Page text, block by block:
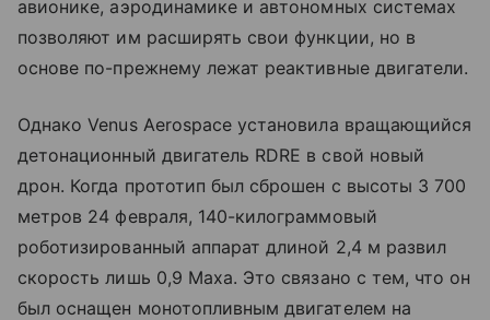
авионике, аэродинамике и автономных системах
позволяют им расширять свои функции, но в
основе по-прежнему лежат реактивные двигатели.
Однако Venus Aerospace установила вращающийся
детонационный двигатель RDRE в свой новый
дрон. Когда прототип был сброшен с высоты 3 700
метров 24 февраля, 140-килограммовый
роботизированный аппарат длиной 2,4 м развил
скорость лишь 0,9 Маха. Это связано с тем, что он
был оснащен монотопливным двигателем на